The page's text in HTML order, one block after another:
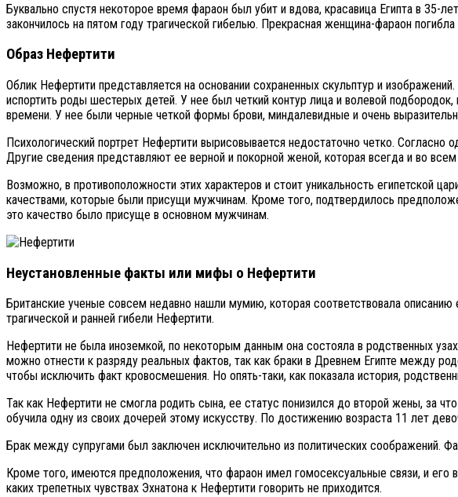
Буквально спустя некоторое время фараон был убит и вдова, красавица Египта в 35-
закончилось на пятом году трагической гибелью. Прекрасная женщина-фараон
Образ Нефертити
Облик Нефертити представляется на основании сохраненных скульптур и
испортить роды шестерых детей. У нее был четкий контур лица и волевой
времени. У нее были черные четкой формы брови, миндалевидные и очень
Психологический портрет Нефертити вырисовывается недостаточно четко.
Другие сведения представляют ее верной и покорной женой, которая всегда и во
Возможно, в противоположности этих характеров и стоит уникальность египетской
качествами, которые были присущи мужчинам. Кроме того, подтвердилось
это качество было присуще в основном мужчинам.
Неустановленные факты или мифы о Нефертити
Британские ученые совсем недавно нашли мумию, которая соответствовала
трагической и ранней гибели Нефертити.
Нефертити не была иноземкой, по некоторым данным она состояла в родственных
можно отнести к разряду реальных фактов, так как браки в Древнем Египте между
чтобы исключить факт кровосмешения. Но опять-таки, как показала история,
Так как Нефертити не смогла родить сына, ее статус понизился до второй жены, за
обучила одну из своих дочерей этому искусству. По достижению возраста 11 лет
Брак между супругами был заключен исключительно из политических соображений.
Кроме того, имеются предположения, что фараон имел гомосексуальные связи, и
каких трепетных чувствах Эхнатона к Нефертити говорить не приходится.